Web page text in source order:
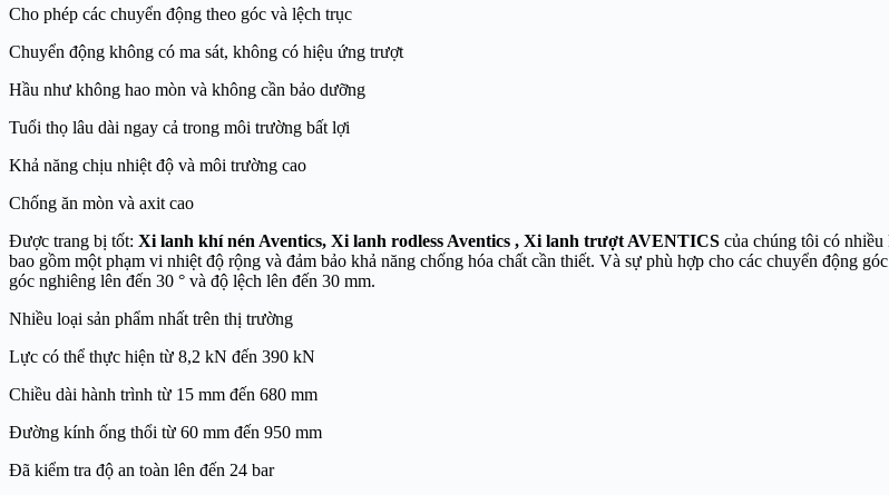
Cho phép các chuyển động theo góc và lệch trục
Chuyển động không có ma sát, không có hiệu ứng trượt
Hầu như không hao mòn và không cần bảo dưỡng
Tuổi thọ lâu dài ngay cả trong môi trường bất lợi
Khả năng chịu nhiệt độ và môi trường cao
Chống ăn mòn và axit cao
Được trang bị tốt: Xi lanh khí nén Aventics, Xi lanh rodless Aventics , Xi lanh trượt AVENTICS của chúng tôi có
bao gồm một phạm vi nhiệt độ rộng và đảm bảo khả năng chống hóa chất cần thiết. Và sự phù hợp cho các chuyển động
góc nghiêng lên đến 30 ° và độ lệch lên đến 30 mm.
Nhiều loại sản phẩm nhất trên thị trường
Lực có thể thực hiện từ 8,2 kN đến 390 kN
Chiều dài hành trình từ 15 mm đến 680 mm
Đường kính ống thổi từ 60 mm đến 950 mm
Đã kiểm tra độ an toàn lên đến 24 bar